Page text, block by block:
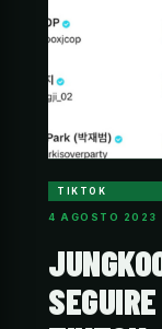
TIKTOK
4 AGOSTO 2023